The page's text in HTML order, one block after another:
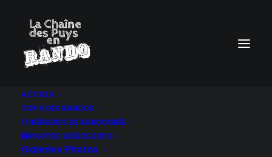
ACCUEIL
TOP 6 DES RANDOS
ITINÉRAIRES DE RANDONNÉE
PHOTOS VIDÉOS EXPO
Galeries Photos